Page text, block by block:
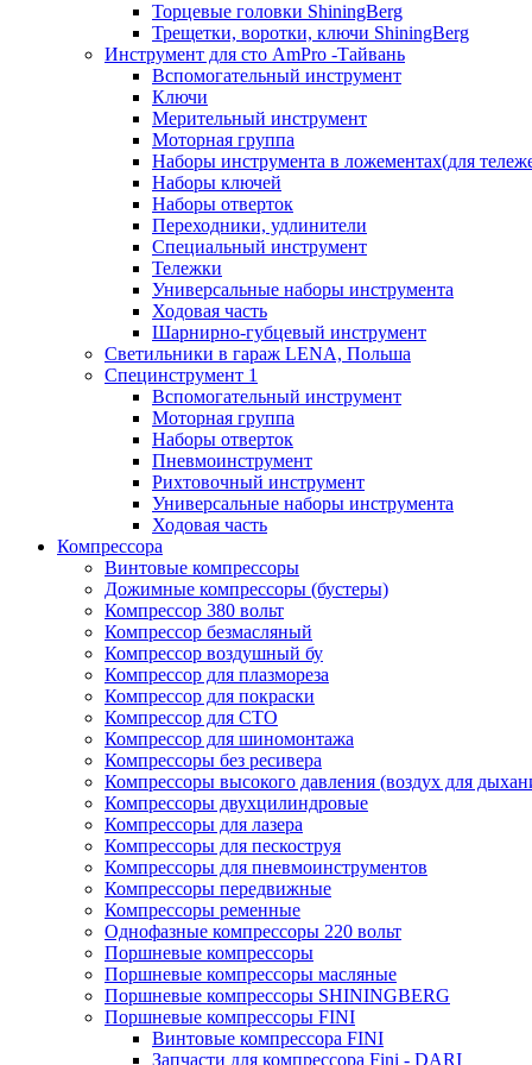
Торцевые головки ShiningBerg
Трещетки, воротки, ключи ShiningBerg
Инструмент для сто AmPro -Тайвань
Вспомогательный инструмент
Ключи
Мерительный инструмент
Моторная группа
Наборы инструмента в ложементах(для
Наборы ключей
Наборы отверток
Переходники, удлинители
Специальный инструмент
Тележки
Универсальные наборы инструмента
Ходовая часть
Шарнирно-губцевый инструмент
Светильники в гараж LENA, Польша
Специнструмент 1
Вспомогательный инструмент
Моторная группа
Наборы отверток
Пневмоинструмент
Рихтовочный инструмент
Универсальные наборы инструмента
Ходовая часть
Компрессора
Винтовые компрессоры
Дожимные компрессоры (бустеры)
Компрессор 380 вольт
Компрессор безмасляный
Компрессор воздушный бу
Компрессор для плазмореза
Компрессор для покраски
Компрессор для СТО
Компрессор для шиномонтажа
Компрессоры без ресивера
Компрессоры высокого давления (воздух для
Компрессоры двухцилиндровые
Компрессоры для лазера
Компрессоры для пескоструя
Компрессоры для пневмоинструментов
Компрессоры передвижные
Компрессоры ременные
Однофазные компрессоры 220 вольт
Поршневые компрессоры
Поршневые компрессоры масляные
Поршневые компрессоры SHININGBERG
Поршневые компрессоры FINI
Винтовые компрессора FINI
Запчасти для компрессора Fini - DARI